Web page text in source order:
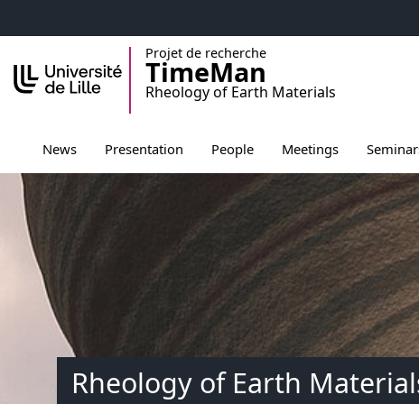
Projet de recherche
TimeMan
Rheology of Earth Materials
News Presentation People Meetings
Rheology of Earth